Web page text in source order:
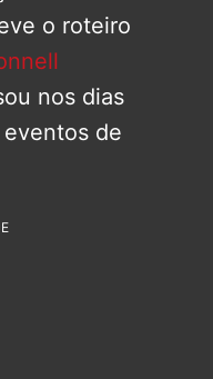
o roteiro
nos dias
de